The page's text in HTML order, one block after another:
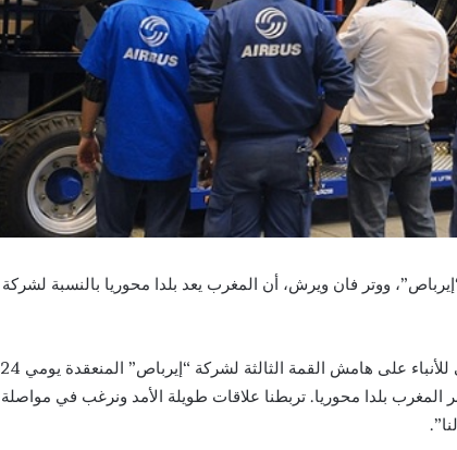
ووتر فان ويرش، أن المغرب يعد بلدا محوريا بالنسبة لشركة
وقال ويرش، في حديث لوكالة المغرب العربي للأنباء على هامش القمة الثالثة لشركة “إيرباص” المنعقدة يومي 24
المغرب بلدا محوريا. تربطنا علاقات طويلة الأمد ونرغب في مواصلة